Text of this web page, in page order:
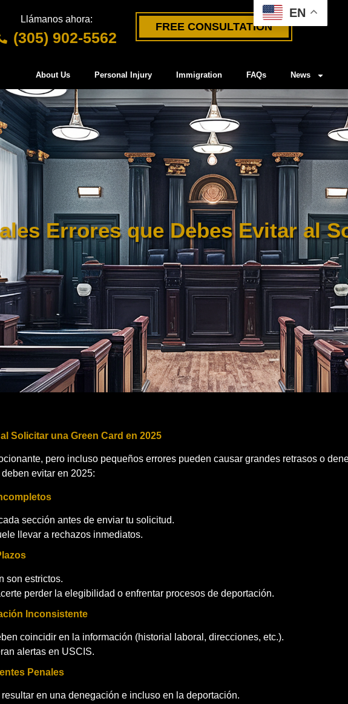
Llámanos ahora:
(305) 902-5562
FREE CONSULTATION
EN
About Us Personal Injury Immigration FAQs News
Errores que Debes Evitar al
Solicitar una Green Card en 2025
pero incluso pequeños errores pueden causar grandes retrasos o
evitar en 2025:
sección antes de enviar tu solicitud.
llevar a rechazos inmediatos.
son estrictos.
perder la elegibilidad o enfrentar procesos de deportación.
Inconsistente
coincidir en la información (historial laboral, direcciones, etc.).
alertas en USCIS.
Penales
en una denegación e incluso en la deportación.